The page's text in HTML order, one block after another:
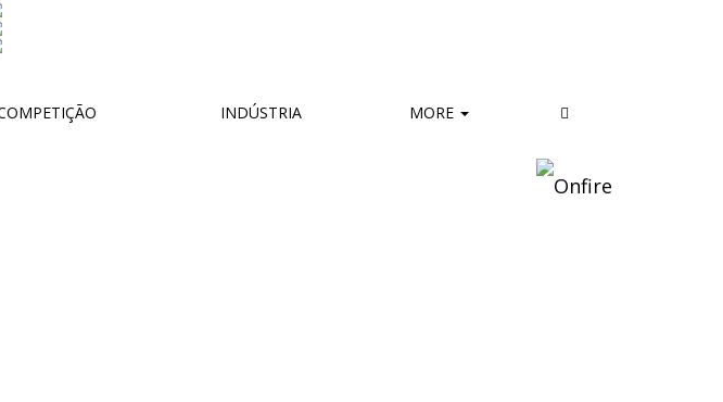
INDÚSTRIA MORE